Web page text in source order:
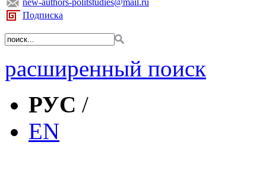
new-authors-politstudies@mail.ru
Подписка
расширенный поиск
РУС /
EN